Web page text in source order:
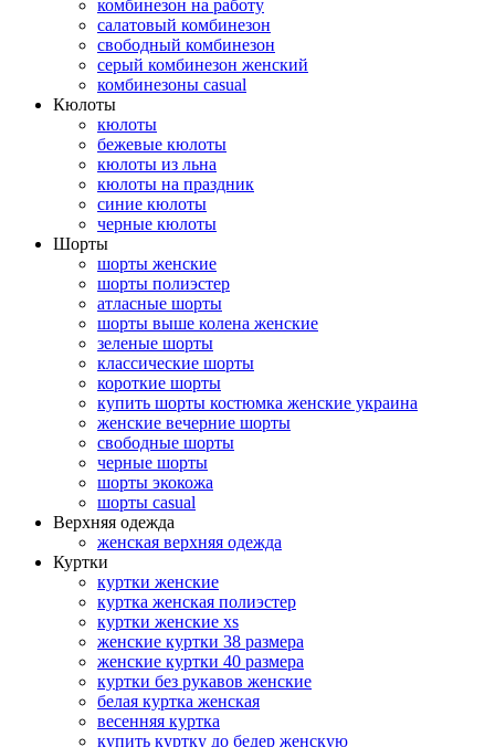
комбинезон на работу
салатовый комбинезон
свободный комбинезон
серый комбинезон женский
комбинезоны casual
Кюлоты
кюлоты
бежевые кюлоты
кюлоты из льна
кюлоты на праздник
синие кюлоты
черные кюлоты
Шорты
шорты женские
шорты полиэстер
атласные шорты
шорты выше колена женские
зеленые шорты
классические шорты
короткие шорты
купить шорты костюмка женские украина
женские вечерние шорты
свободные шорты
черные шорты
шорты экокожа
шорты casual
Верхняя одежда
женская верхняя одежда
Куртки
куртки женские
куртка женская полиэстер
куртки женские xs
женские куртки 38 размера
женские куртки 40 размера
куртки без рукавов женские
белая куртка женская
весенняя куртка
купить куртку до бедер женскую